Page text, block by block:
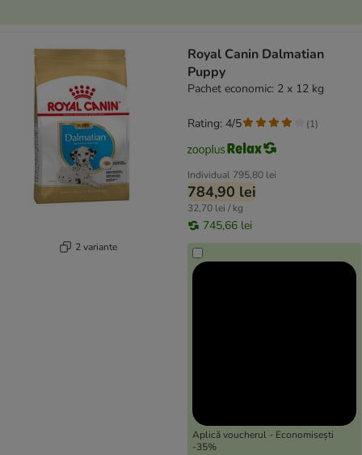
2 variante
Royal Canin Dalmatian
Puppy
Pachet economic: 2 x 12 kg
Individual 795,80 lei
784,90 lei
32,70 lei / kg
745,66 lei
Aplică voucherul - Economisești
-35%
Rating: 4/5 (1)